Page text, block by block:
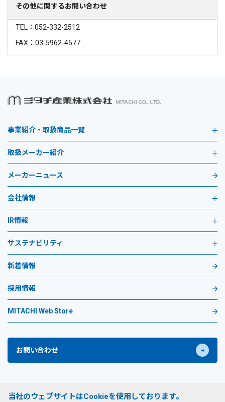
その他に関するお問い合わせ
TEL：052-332-2512
FAX：03-5962-4577
事業紹介・取扱商品一覧
取扱メーカー紹介
メーカーニュース
会社情報
IR情報
サステナビリティ
新着情報
採用情報
MITACHI Web Store
お問い合わせ
当社のウェブサイトはCookieを使用しております。